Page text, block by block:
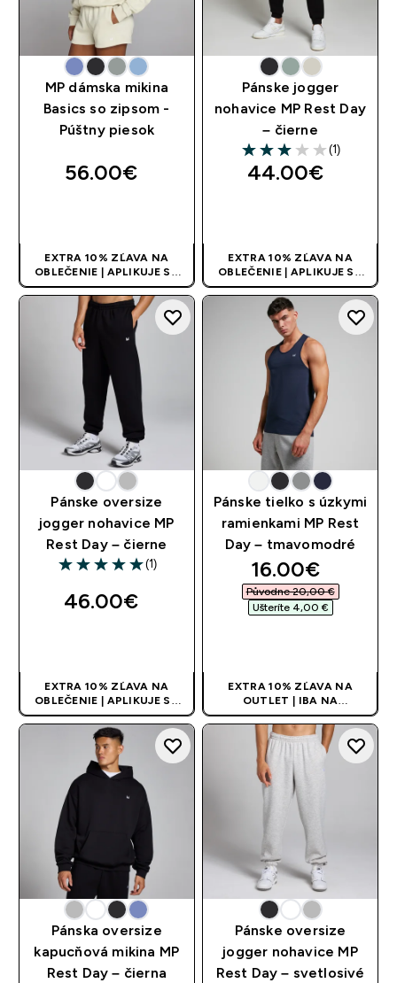
MP dámska mikina
Basics so zipsom -
Púštny piesok
56.00€‎
EXTRA 10% ZĽAVA NA
OBLEČENIE | APLIKUJE SA
AUTOMATICKY PRI KÚPE 3
KS
Pánske jogger
nohavice MP Rest Day
– čierne
3 out of 5 stars
(1)
44.00€‎
EXTRA 10% ZĽAVA NA
OBLEČENIE | APLIKUJE SA
AUTOMATICKY PRI KÚPE 3
KS
Pánske oversize
jogger nohavice MP
Rest Day – čierne
5 out of 5 stars
(1)
46.00€‎
EXTRA 10% ZĽAVA NA
OBLEČENIE | APLIKUJE SA
AUTOMATICKY PRI KÚPE 3
KS
Pánske tielko s úzkymi
ramienkami MP Rest
Day – tmavomodré
discounted
16.00€‎
Původne 20,00 €‎
Ušteríte 4,00 €‎
EXTRA 10% ZĽAVA NA
OUTLET | IBA NA
OBMEDZENÚ DOBU
Pánska oversize
kapucňová mikina MP
Rest Day – čierna
Pánske oversize
jogger nohavice MP
Rest Day – svetlosivé